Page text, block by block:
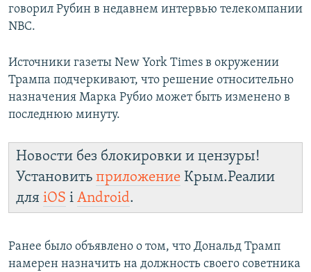
говорил Рубин в недавнем интервью телекомпании
NBC.
Источники газеты New York Times в окружении
Трампа подчеркивают, что решение относительно
назначения Марка Рубио может быть изменено в
последнюю минуту.
Новости без блокировки и цензуры!
Установить приложение Крым.Реалии
для iOS і Android.
Ранее было объявлено о том, что Дональд Трамп
намерен назначить на должность своего советника